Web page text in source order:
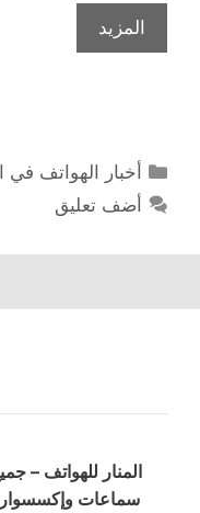
المزيد
التصنيفات
أخبار الهواتف في
أضف تعليق
المنار للهواتف –
سماعات